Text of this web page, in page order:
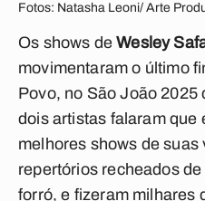
Fotos: Natasha Leoni/ Arte
Os shows deWesley
movimentaram o último
Povo, no São João 2025
dois artistas falaram que
melhores shows de
repertórios recheados
forró, e fizeram milhares